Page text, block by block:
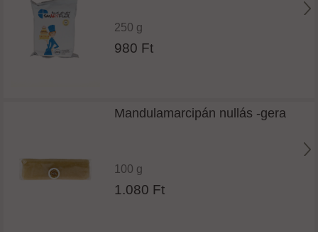
250 g
980 Ft
Mandulamarcipán nullás -gera
100 g
1.080 Ft